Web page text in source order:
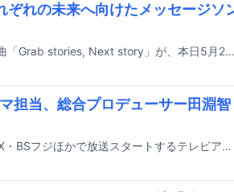
れの未来へ向けたメッセージソ
にじさんじ所属の男性VTuberユニット・ROF-MAOの新曲「Grab stories, Next story」が、本日5月29日に配信リリースされた。あわせて、YouTubeにてミュージックビデオが公開された。
担当、総合プロデューサー田淵智
DIALOGUE＋の新曲「夏に重ねて」が、7月にTOKYO MX・BSフジほかで放送スタートするテレビアニメ「転校先の清楚可憐な美少女が、昔男子と思って一緒に遊んだ幼馴染だった件」のオープニングテーマに決定した。